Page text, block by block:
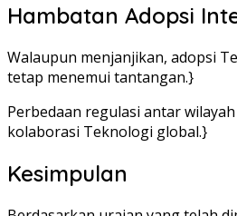
Hambatan Adopsi
Walaupun menjanjikan, adopsi
tetap menemui tantangan.}
Perbedaan regulasi antar
kolaborasi Teknologi global.}
Kesimpulan